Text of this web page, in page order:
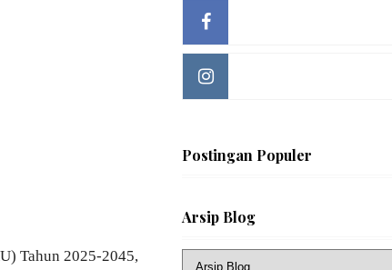
Tahun 2025-2045,
Postingan Populer
Arsip Blog